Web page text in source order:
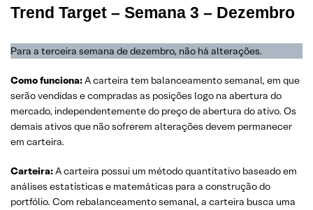
Trend Target – Semana 3 – Dezembro
Para a terceira semana de dezembro, não há alterações.
Como funciona:A carteira tem balanceamento semanal, em que
serão vendidas e compradas as posições logo na abertura do
mercado, independentemente do preço de abertura do ativo. Os
demais ativos que não sofrerem alterações devem permanecer
em carteira.
Carteira:A carteira possui um método quantitativo baseado em
análises estatísticas e matemáticas para a construção do
portfólio. Com rebalanceamento semanal, a carteira busca uma